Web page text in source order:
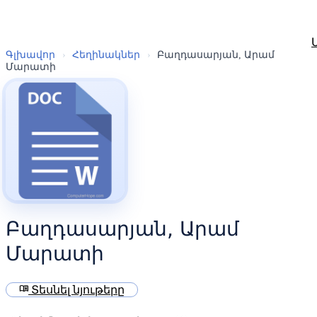
Գլխավոր › Հեղինակներ ›
Բաղդասարյան, Արամ
Մարատի
Բաղդասարյան, Արամ
Մարատի
menu_book Տեսնել նյութերը